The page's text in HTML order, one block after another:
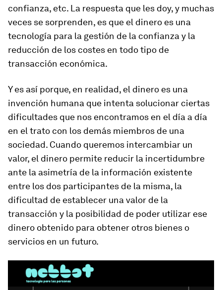
confianza, etc. La respuesta que les doy, y muchas
veces se sorprenden, es que el dinero es una
tecnología para la gestión de la confianza y la
reducción de los costes en todo tipo de
transacción económica.
Y es así porque, en realidad, el dinero es una
invención humana que intenta solucionar ciertas
dificultades que nos encontramos en el día a día
en el trato con los demás miembros de una
sociedad. Cuando queremos intercambiar un
valor, el dinero permite reducir la incertidumbre
ante la asimetría de la información existente
entre los dos participantes de la misma, la
dificultad de establecer una valor de la
transacción y la posibilidad de poder utilizar ese
dinero obtenido para obtener otros bienes o
servicios en un futuro.